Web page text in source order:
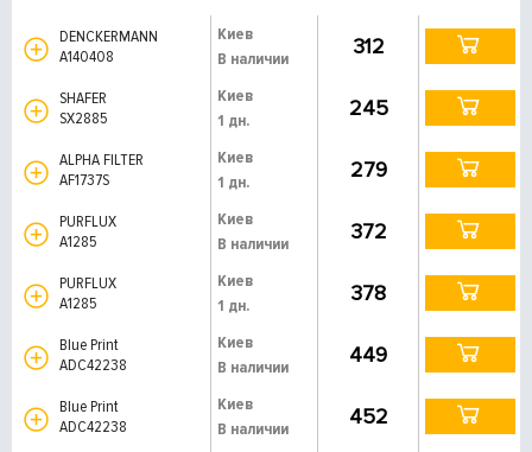
DENCKERMANN
A140408
Киев
В наличии
312
SHAFER
SX2885
Киев
1 дн.
245
ALPHA FILTER
AF1737S
Киев
1 дн.
279
PURFLUX
A1285
Киев
В наличии
372
PURFLUX
A1285
Киев
1 дн.
378
Blue Print
ADC42238
Киев
В наличии
449
Blue Print
ADC42238
Киев
В наличии
452